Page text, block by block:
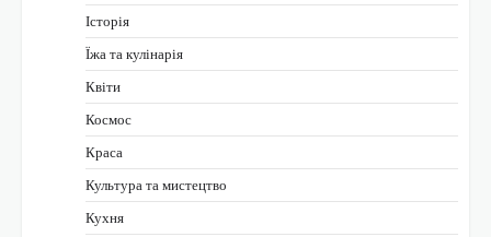
Історія
Їжа та кулінарія
Квіти
Космос
Краса
Культура та мистецтво
Кухня